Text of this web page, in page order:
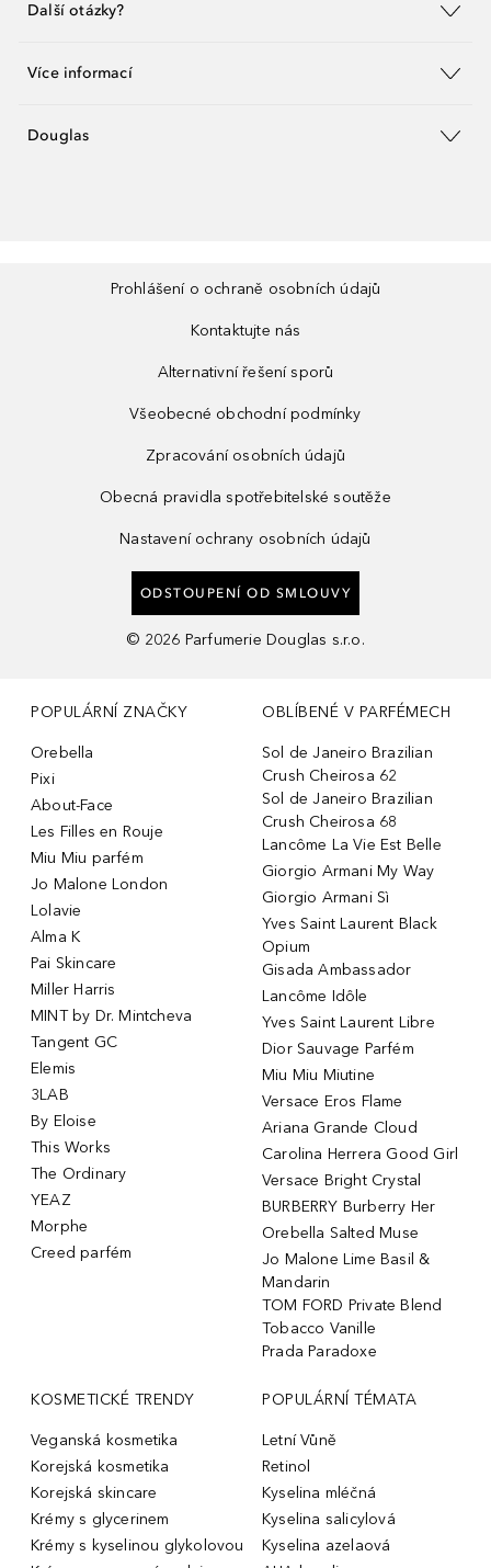
Další otázky?
Více informací
Douglas
Prohlášení o ochraně osobních údajů
Kontaktujte nás
Alternativní řešení sporů
Všeobecné obchodní podmínky
Zpracování osobních údajů
Obecná pravidla spotřebitelské soutěže
Nastavení ochrany osobních údajů
ODSTOUPENÍ OD SMLOUVY
© 2026 Parfumerie Douglas s.r.o.
POPULÁRNÍ ZNAČKY
Orebella
Pixi
About-Face
Les Filles en Rouje
Miu Miu parfém
Jo Malone London
Lolavie
Alma K
Pai Skincare
Miller Harris
MINT by Dr. Mintcheva
Tangent GC
Elemis
3LAB
By Eloise
This Works
The Ordinary
YEAZ
Morphe
Creed parfém
OBLÍBENÉ V PARFÉMECH
Sol de Janeiro Brazilian
Crush Cheirosa 62
Sol de Janeiro Brazilian
Crush Cheirosa 68
Lancôme La Vie Est Belle
Giorgio Armani My Way
Giorgio Armani Sì
Yves Saint Laurent Black
Opium
Gisada Ambassador
Lancôme Idôle
Yves Saint Laurent Libre
Dior Sauvage Parfém
Miu Miu Miutine
Versace Eros Flame
Ariana Grande Cloud
Carolina Herrera Good Girl
Versace Bright Crystal
BURBERRY Burberry Her
Orebella Salted Muse
Jo Malone Lime Basil &
Mandarin
TOM FORD Private Blend
Tobacco Vanille
Prada Paradoxe
KOSMETICKÉ TRENDY
Veganská kosmetika
Korejská kosmetika
Korejská skincare
Krémy s glycerinem
Krémy s kyselinou glykolovou
POPULÁRNÍ TÉMATA
Letní Vůně
Retinol
Kyselina mléčná
Kyselina salicylová
Kyselina azelaová